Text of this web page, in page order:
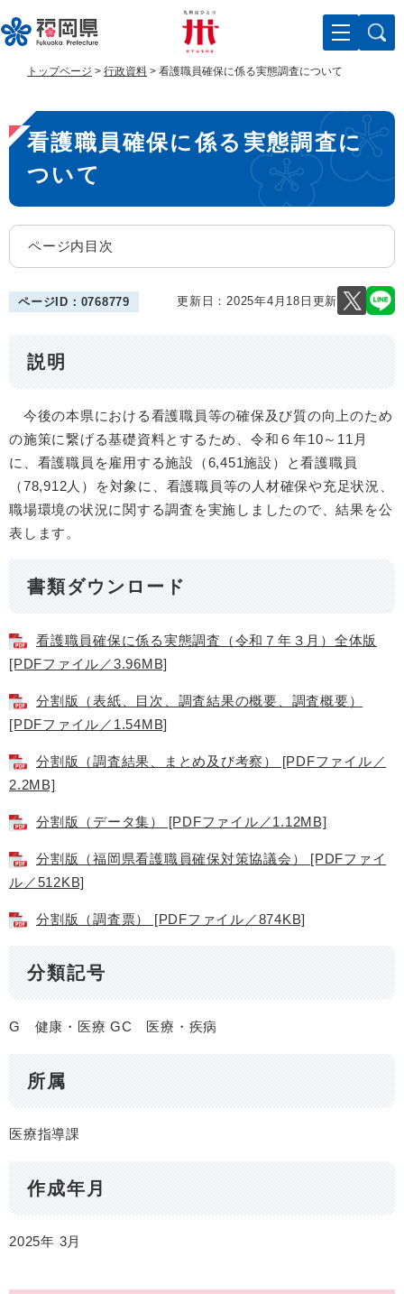
ー
ジ
で
す
ニ
ュ
ば
し
文
トップページ > 行政資料 > 看護職員確保に係る実態調査について
本
文
看護職員確保に係る実態調査に
ついて
ページ内目次
ページID：0768779 更新日：2025年4月18日更新
説明
今後の本県における看護職員等の確保及び質の向上のため
の施策に繋げる基礎資料とするため、​令和６年10～11月
に、看護職員を雇用する施設（6,451施設）と看護職員
（78,912人）を対象に、看護職員等の人材確保や充足状況、
職場環境の状況に関する調査を実施しましたので、結果を公
表します。
書類ダウンロード
看護職員確保に係る実態調査（令和７年３月）全体版
[PDFファイル／3.96MB]
分割版（表紙、目次、調査結果の概要、調査概要）
[PDFファイル／1.54MB]
分割版（調査結果、まとめ及び考察） [PDFファイル／
2.2MB]
分割版（データ集） [PDFファイル／1.12MB]
分割版（福岡県看護職員確保対策協議会） [PDFファイ
ル／512KB]
分割版（調査票） [PDFファイル／874KB]
分類記号
G 健康・医療 GC 医療・疾病
所属
医療指導課
作成年月
2025年 3月